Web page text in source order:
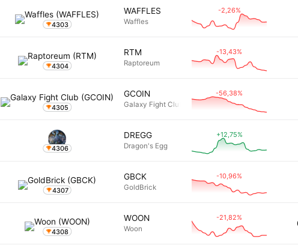
4303
WAFFLES
Waffles
-2,26%
4304 Raptoreum
-13,43%
4305
GCOIN
Galaxy Fight Club
-56,38%
4306
DREGG
Dragon's Egg
+12,75%
4307
GBCK
GoldBrick
-10,96%
4308
WOON
Woon
-21,82%